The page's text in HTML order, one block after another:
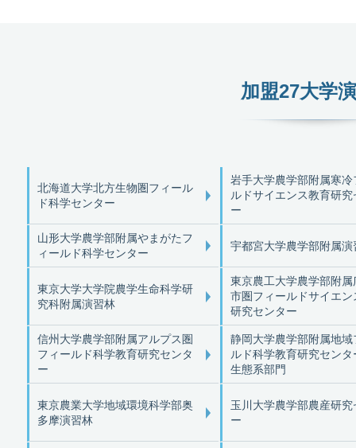
加盟27大学
北海道大学北方生物圏フィール
ド科学センター
岩手大学農学部附属寒冷
ルドサイエンス教育研
ー
山形大学農学部附属やまがたフ
ィールド科学センター
宇都宮大学農学部附属演
東京大学大学院農学生命科学研
究科附属演習林
東京農工大学農学部附属
市圏フィールドサイエン
研究センター
信州大学農学部附属アルプス圏
フィールド科学教育研究センタ
ー
静岡大学農学部附属地域
ルド科学教育研究セン
生態系部門
東京農業大学地域環境科学部奥
多摩演習林
玉川大学農学部農産研究
ー